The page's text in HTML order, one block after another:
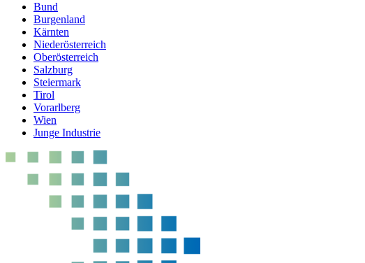
Bund
Burgenland
Kärnten
Niederösterreich
Oberösterreich
Salzburg
Steiermark
Tirol
Vorarlberg
Wien
Junge Industrie